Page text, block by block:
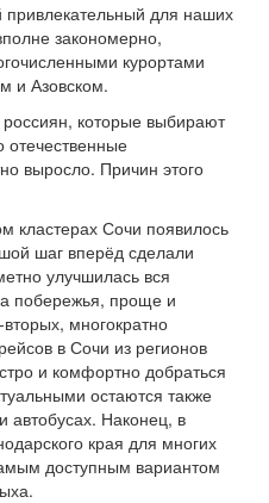
для наших
закономерно,
курортами
и Азовском.
которые выбирают
отечественные
выросло. Причин этого
кластерах Сочи появилось
шаг вперёд сделали
улучшилась вся
побережья, проще и
многократно
в Сочи из регионов
и комфортно добраться
остаются также
автобусах. Наконец, в
края для многих
доступным вариантом